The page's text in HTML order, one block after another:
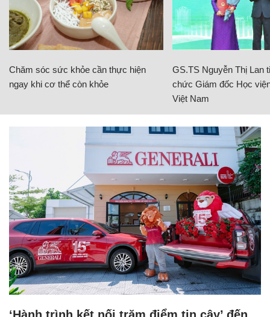
Chăm sóc sức khỏe cần thực hiện
ngay khi cơ thể còn khỏe
GS.TS Nguyễn Thị Lan
chức Giám đốc Học
Việt Nam